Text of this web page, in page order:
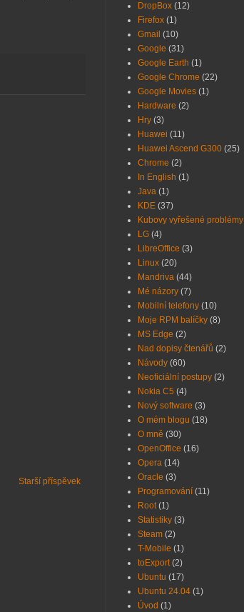
Starší příspěvek
DropBox (12)
Firefox (1)
Gmail (10)
Google (31)
Google Earth (1)
Google Chrome (22)
Google Movies (1)
Hardware (2)
Hry (3)
Huawei (11)
Huawei Ascend G300 (25)
Chrome (2)
In English (1)
Java (1)
KDE (37)
Kubovy vyřešené problémy
LG (4)
LibreOffice (3)
Linux (20)
Mandriva (44)
Mé názory (7)
Mobilní telefony (10)
Moje RPM balíčky (8)
MS Edge (2)
Nad dopisy čtenářů (2)
Návody (60)
Neoficiální postupy (2)
Nokia C5 (4)
Nový software (3)
O mém blogu (18)
O mně (30)
OpenOffice (16)
Opera (14)
Oracle (3)
Programování (11)
Root (1)
Statistiky (3)
Steam (2)
T-Mobile (1)
toExport (2)
Ubuntu (17)
Ubuntu 24.04 (1)
Úvod (1)